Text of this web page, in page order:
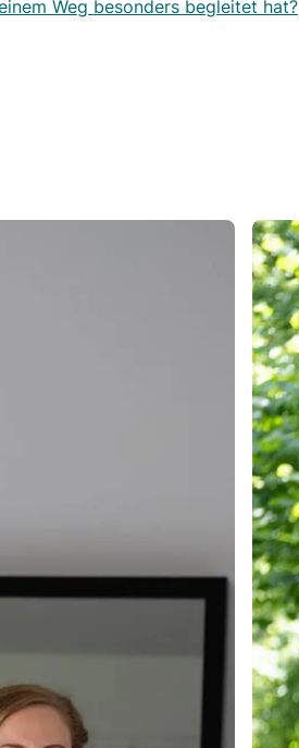
Weg besonders begleitet hat?